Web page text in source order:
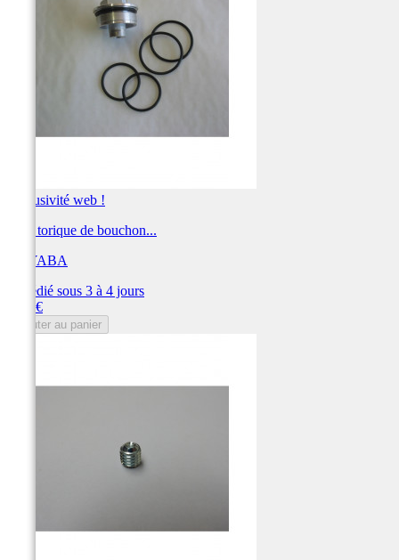
Exclusivité web !
Joint torique de bouchon...
KAYABA
Expédié sous 3 à 4 jours
2,41 €
Ajouter au panier